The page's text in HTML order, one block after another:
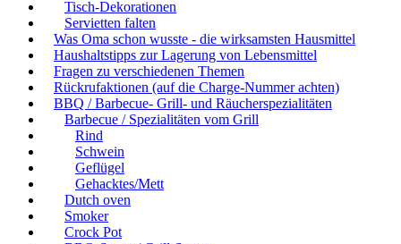
Tisch-Dekorationen
Servietten falten
Was Oma schon wusste - die wirksamsten Hausmittel
Haushaltstipps zur Lagerung von Lebensmittel
Fragen zu verschiedenen Themen
Rückrufaktionen (auf die Charge-Nummer achten)
BBQ / Barbecue- Grill- und Räucherspezialitäten
Barbecue / Spezialitäten vom Grill
Rind
Schwein
Geflügel
Gehacktes/Mett
Dutch oven
Smoker
Crock Pot